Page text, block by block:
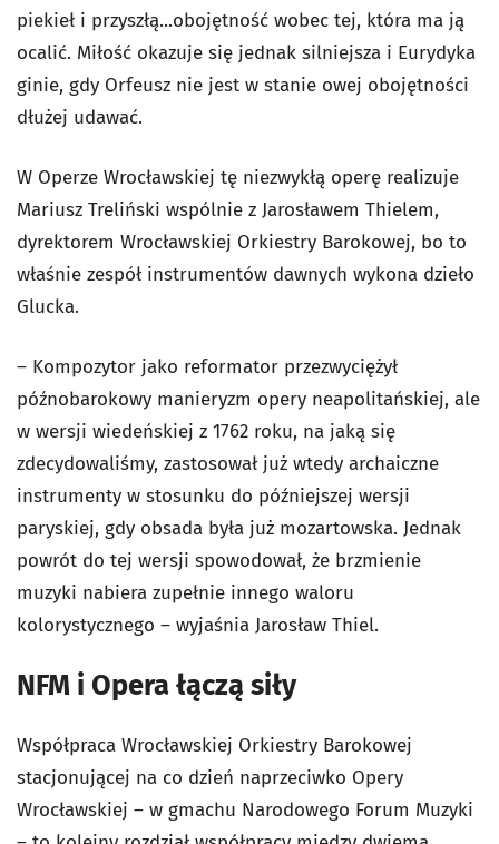
piekieł i przyszłą...obojętność wobec tej, która ma ją
ocalić. Miłość okazuje się jednak silniejsza i Eurydyka
ginie, gdy Orfeusz nie jest w stanie owej obojętności
dłużej udawać.
W Operze Wrocławskiej tę niezwykłą operę realizuje
Mariusz Treliński wspólnie z Jarosławem Thielem,
dyrektorem Wrocławskiej Orkiestry Barokowej, bo to
właśnie zespół instrumentów dawnych wykona dzieło
Glucka.
– Kompozytor jako reformator przezwyciężył
późnobarokowy manieryzm opery neapolitańskiej, ale
w wersji wiedeńskiej z 1762 roku, na jaką się
zdecydowaliśmy, zastosował już wtedy archaiczne
instrumenty w stosunku do późniejszej wersji
paryskiej, gdy obsada była już mozartowska. Jednak
powrót do tej wersji spowodował, że brzmienie
muzyki nabiera zupełnie innego waloru
kolorystycznego – wyjaśnia Jarosław Thiel.
NFM i Opera łączą siły
Współpraca Wrocławskiej Orkiestry Barokowej
stacjonującej na co dzień naprzeciwko Opery
Wrocławskiej – w gmachu Narodowego Forum Muzyki